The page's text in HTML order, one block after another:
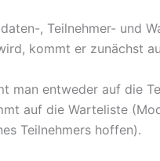
, Teilnehmer- und
kommt er zunächst
man entweder auf die
auf die Warteliste
Teilnehmers hoffen).